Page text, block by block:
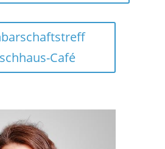
Café